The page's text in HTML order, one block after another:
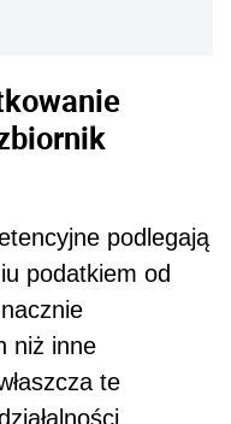
podlegają
podatkiem od
niż inne
te